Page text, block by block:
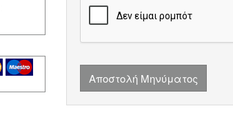
Αποστολή Μηνύματος